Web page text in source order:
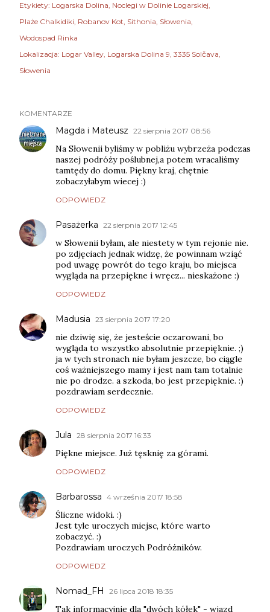
Etykiety: Logarska Dolina Noclegi w Dolinie Logarskiej
Plaże Chalkidiki Robanov Kot Sithonia Słowenia
Wodospad Rinka
Lokalizacja: Logar Valley, Logarska Dolina 9, 3335 Solčava,
Słowenia
KOMENTARZE
Magda i Mateusz 22 sierpnia 2017 08:56
Na Słowenii byliśmy w pobliżu wybrzeża podczas
naszej podróży poślubnej,a potem wracaliśmy
tamtędy do domu. Piękny kraj, chętnie
zobaczyłabym wiecej :)
ODPOWIEDZ
Pasażerka 22 sierpnia 2017 12:45
w Słowenii byłam, ale niestety w tym rejonie nie.
po zdjęciach jednak widzę, że powinnam wziąć
pod uwagę powrót do tego kraju, bo miejsca
wygląda na przepiękne i wręcz... nieskażone :)
ODPOWIEDZ
Madusia 23 sierpnia 2017 17:20
nie dziwię się, że jesteście oczarowani, bo
wygląda to wszystko absolutnie przepięknie. ;)
ja w tych stronach nie byłam jeszcze, bo ciągle
coś ważniejszego mamy i jest nam tam totalnie
nie po drodze. a szkoda, bo jest przepięknie. :)
pozdrawiam serdecznie.
ODPOWIEDZ
Jula 28 sierpnia 2017 16:33
Piękne miejsce. Już tęsknię za górami.
ODPOWIEDZ
Barbarossa 4 września 2017 18:58
Śliczne widoki. :)
Jest tyle uroczych miejsc, które warto
zobaczyć. :)
Pozdrawiam uroczych Podróżników.
ODPOWIEDZ
Nomad_FH 26 lipca 2018 18:35
Tak informacyjnie dla "dwóch kółek" - wjazd